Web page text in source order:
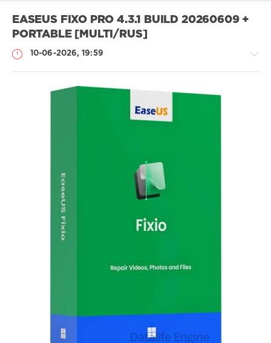
EASEUS FIXO PRO 4.3.1 BUILD 20260609 +
PORTABLE [MULTI/RUS]
10-06-2026, 19:59
восстановить
поврежденные
,